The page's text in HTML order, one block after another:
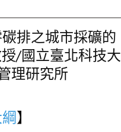
排之城市採礦的
/國立臺北科技大
理研究所
】